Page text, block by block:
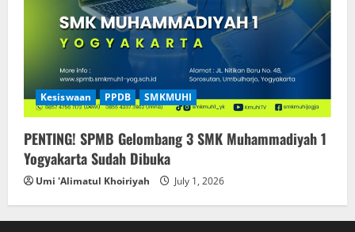
Kesiswaan PPDB SMKMUHI
PENTING! SPMB Gelombang 3 SMK Muhammadiyah 1
Yogyakarta Sudah Dibuka
Umi 'Alimatul Khoiriyah July 1, 2026